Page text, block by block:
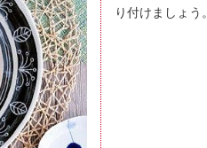
り付けましょう。